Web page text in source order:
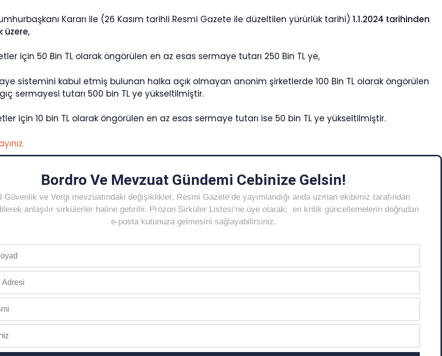
Kararı ile (26 Kasım tarihli Resmi Gazete ile düzeltilen yürürlük tarihi) 1.1.2024 tarihinden
üzere,
için 50 Bin TL olarak öngörülen en az esas sermaye tutarı 250 Bin TL ye,
sistemini kabul etmiş bulunan halka açık olmayan anonim şirketlerde 100 Bin TL olarak öngörülen
sermayesi tutarı 500 bin TL ye yükseltilmiştir.
için 10 bin TL olarak öngörülen en az esas sermaye tutarı ise 50 bin TL ye yükseltilmiştir.
Bordro Ve Mevzuat Gündemi Cebinize Gelsin!
Güvenlik ve Vergi mevzuatındaki değişiklikler, Resmi Gazete’de yayımlandığı anda uzman ekibimiz tarafından
anlaşılır sirkülerler haline getirilir. Prozon Sirküler Listesi’ne üye olarak; en kritik güncellemelerin doğrudan
e-posta kutunuza gelmesini sağlayabilirsiniz.